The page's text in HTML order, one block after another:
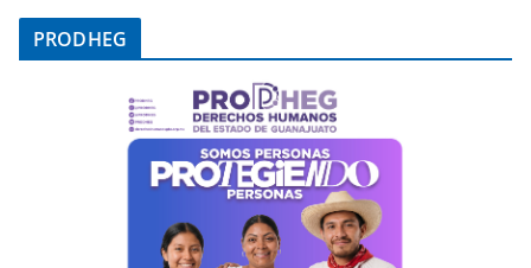
PRODHEG